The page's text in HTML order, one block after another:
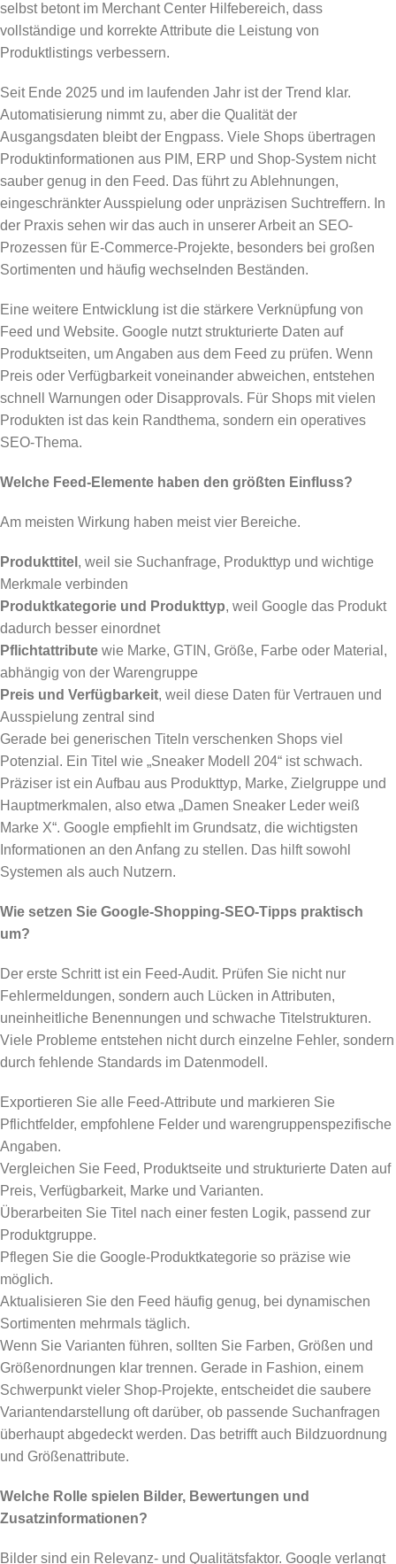
selbst betont im Merchant Center Hilfebereich, dass
vollständige und korrekte Attribute die Leistung von
Produktlistings verbessern.
Seit Ende 2025 und im laufenden Jahr ist der Trend klar.
Automatisierung nimmt zu, aber die Qualität der
Ausgangsdaten bleibt der Engpass. Viele Shops übertragen
Produktinformationen aus PIM, ERP und Shop-System nicht
sauber genug in den Feed. Das führt zu Ablehnungen,
eingeschränkter Ausspielung oder unpräzisen Suchtreffern. In
der Praxis sehen wir das auch in unserer Arbeit an SEO-
Prozessen für E-Commerce-Projekte, besonders bei großen
Sortimenten und häufig wechselnden Beständen.
Eine weitere Entwicklung ist die stärkere Verknüpfung von
Feed und Website. Google nutzt strukturierte Daten auf
Produktseiten, um Angaben aus dem Feed zu prüfen. Wenn
Preis oder Verfügbarkeit voneinander abweichen, entstehen
schnell Warnungen oder Disapprovals. Für Shops mit vielen
Produkten ist das kein Randthema, sondern ein operatives
SEO-Thema.
Welche Feed-Elemente haben den größten Einfluss?
Am meisten Wirkung haben meist vier Bereiche.
Produkttitel , weil sie Suchanfrage, Produkttyp und wichtige
Merkmale verbinden
Produktkategorie und Produkttyp, weil Google das Produkt
dadurch besser einordnet
Pflichtattribute wie Marke, GTIN, Größe, Farbe oder Material,
abhängig von der Warengruppe
Preis und Verfügbarkeit, weil diese Daten für Vertrauen und
Ausspielung zentral sind
Gerade bei generischen Titeln verschenken Shops viel
Potenzial. Ein Titel wie „Sneaker Modell 204“ ist schwach.
Präziser ist ein Aufbau aus Produkttyp, Marke, Zielgruppe und
Hauptmerkmalen, also etwa „Damen Sneaker Leder weiß
Marke X“. Google empfiehlt im Grundsatz, die wichtigsten
Informationen an den Anfang zu stellen. Das hilft sowohl
Systemen als auch Nutzern.
Wie setzen Sie Google-Shopping-SEO-Tipps praktisch
um?
Der erste Schritt ist ein Feed-Audit. Prüfen Sie nicht nur
Fehlermeldungen, sondern auch Lücken in Attributen,
uneinheitliche Benennungen und schwache Titelstrukturen.
Viele Probleme entstehen nicht durch einzelne Fehler, sondern
durch fehlende Standards im Datenmodell.
Exportieren Sie alle Feed-Attribute und markieren Sie
Pflichtfelder, empfohlene Felder und warengruppenspezifische
Angaben.
Vergleichen Sie Feed, Produktseite und strukturierte Daten auf
Preis, Verfügbarkeit, Marke und Varianten.
Überarbeiten Sie Titel nach einer festen Logik, passend zur
Produktgruppe.
Pflegen Sie die Google-Produktkategorie so präzise wie
möglich.
Aktualisieren Sie den Feed häufig genug, bei dynamischen
Sortimenten mehrmals täglich.
Wenn Sie Varianten führen, sollten Sie Farben, Größen und
Größenordnungen klar trennen. Gerade in Fashion, einem
Schwerpunkt vieler Shop-Projekte, entscheidet die saubere
Variantendarstellung oft darüber, ob passende Suchanfragen
überhaupt abgedeckt werden. Das betrifft auch Bildzuordnung
und Größenattribute.
Welche Rolle spielen Bilder, Bewertungen und
Zusatzinformationen?
Bilder sind ein Relevanz- und Qualitätsfaktor. Google verlangt